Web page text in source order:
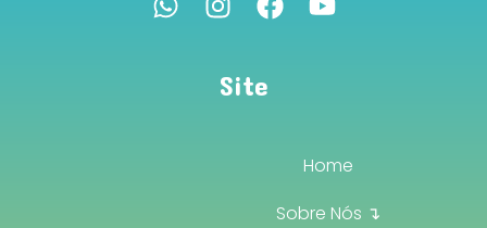
Site
Home
Sobre Nós ↴